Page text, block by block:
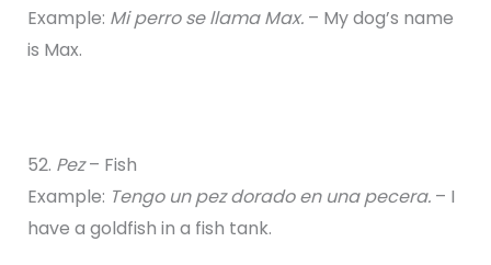
Example: Mi perro se llama Max.– My dog’s name
is Max.
52. Pez– Fish
Example: Tengo un pez dorado en una pecera.– I
have a goldfish in a fish tank.